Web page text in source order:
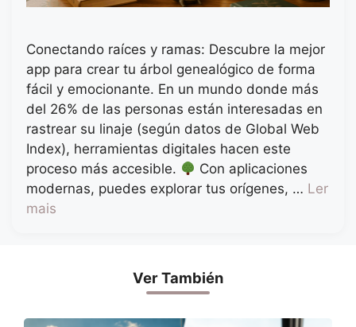
Conectando raíces y ramas: Descubre la mejor
app para crear tu árbol genealógico de forma
fácil y emocionante. En un mundo donde más
del 26% de las personas están interesadas en
rastrear su linaje (según datos de Global Web
Index), herramientas digitales hacen este
proceso más accesible.
Con aplicaciones
modernas, puedes explorar tus orígenes, … Ler
mais
Ver También